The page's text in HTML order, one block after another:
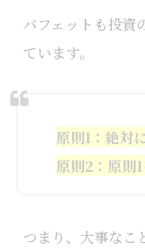
バフェットも投資
ています。
原則1：絶対
原則2：原則
つまり、大事なこ